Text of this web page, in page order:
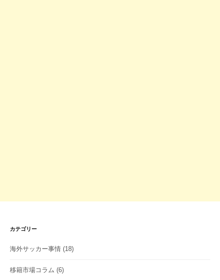
カテゴリー
海外サッカー事情 (18)
移籍市場コラム (6)